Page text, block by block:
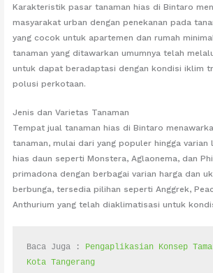
Karakteristik pasar tanaman hias di Bintaro
masyarakat urban dengan penekanan pada
yang cocok untuk apartemen dan rumah
tanaman yang ditawarkan umumnya telah
untuk dapat beradaptasi dengan kondisi iklim
polusi perkotaan.
Jenis dan Varietas Tanaman
Tempat jual tanaman hias di Bintaro
tanaman, mulai dari yang populer hingga varian
hias daun seperti Monstera, Aglaonema, dan
primadona dengan berbagai varian harga dan
berbunga, tersedia pilihan seperti Anggrek,
Anthurium yang telah diaklimatisasi untuk
Baca Juga : Pengaplikasian Konsep
Kota Tangerang